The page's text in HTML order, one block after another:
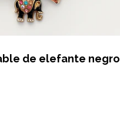
de elefante negro